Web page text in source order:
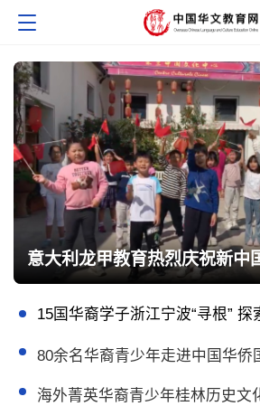
意大利龙甲教育热烈庆祝新中
15国华裔学子浙江宁波“寻根” 探
海外菁英华裔青少年桂林历史文